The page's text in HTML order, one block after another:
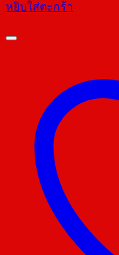
หยิบใส่ตะกร้า